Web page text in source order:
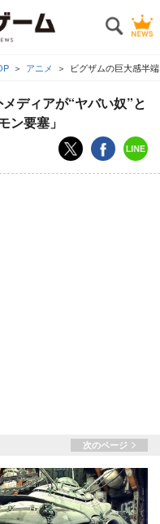
アニメ ビグザムの巨大感半
ディアが“ヤバい奴”と
要塞」
次のページ